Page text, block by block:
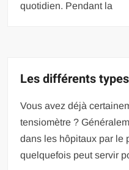
quotidien. Pendant la
Les différents
Vous avez déjà
tensiomètre ?
dans les hôpitaux par le
quelquefois peut servir